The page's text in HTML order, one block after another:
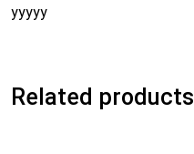
yyyyy
Related products